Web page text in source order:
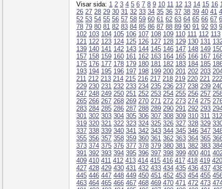
Visar sida: 1 2 3 4 5 6 7 8 9 10 11 12 13 14 15 16
26 27 28 29 30 31 32 33 34 35 36 37 38 39 40 41
52 53 54 55 56 57 58 59 60 61 62 63 64 65 66 67
78 79 80 81 82 83 84 85 86 87 88 89 90 91 92 93
102 103 104 105 106 107 108 109 110 111 112 113
121 122 123 124 125 126 127 128 129 130 131
139 140 141 142 143 144 145 146 147 148 149
157 158 159 160 161 162 163 164 165 166 167
175 176 177 178 179 180 181 182 183 184 185
193 194 195 196 197 198 199 200 201 202 203
211 212 213 214 215 216 217 218 219 220 221 222
229 230 231 232 233 234 235 236 237 238 239
247 248 249 250 251 252 253 254 255 256 257
265 266 267 268 269 270 271 272 273 274 275
283 284 285 286 287 288 289 290 291 292 293
301 302 303 304 305 306 307 308 309 310 311 312
319 320 321 322 323 324 325 326 327 328 329
337 338 339 340 341 342 343 344 345 346 347
355 356 357 358 359 360 361 362 363 364 365
373 374 375 376 377 378 379 380 381 382 383
391 392 393 394 395 396 397 398 399 400 401
409 410 411 412 413 414 415 416 417 418 419 420
427 428 429 430 431 432 433 434 435 436 437
445 446 447 448 449 450 451 452 453 454 455
463 464 465 466 467 468 469 470 471 472 473